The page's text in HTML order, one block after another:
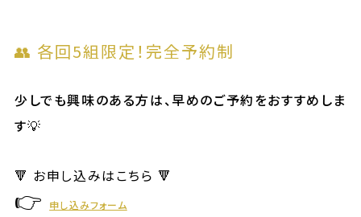
👥 各回5組限定！完全予約制
少しでも興味のある方は、早めのご予約をおすすめしま
す💡
🔻 お申し込みはこちら 🔻
👉 申し込みフォーム